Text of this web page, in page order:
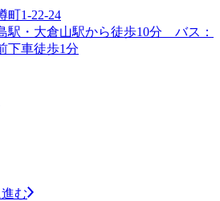
町1-22-24
・大倉山駅から徒歩10分 バス：
下車徒歩1分
む